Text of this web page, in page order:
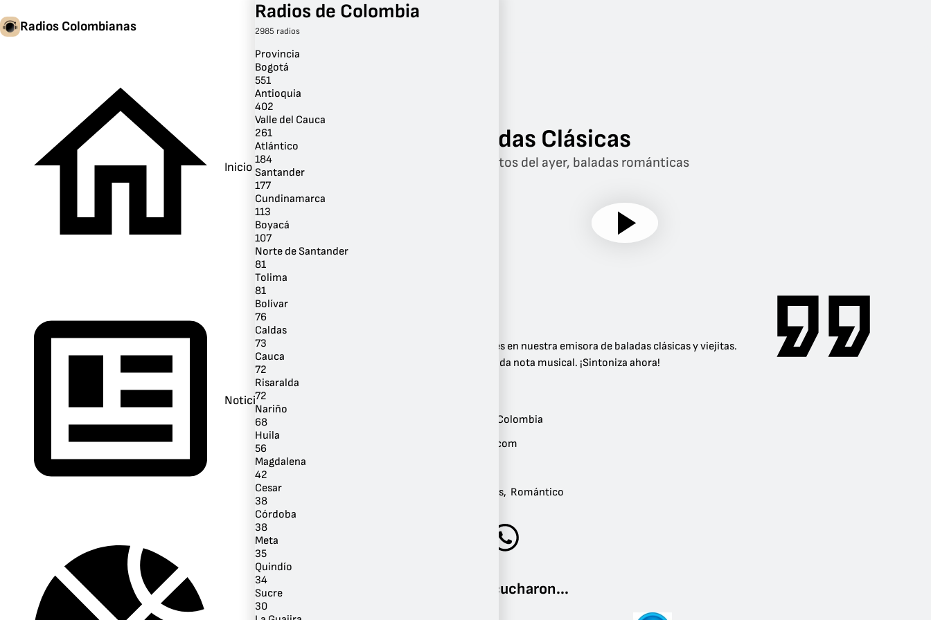
Radios Colombianas
Inicio
Noticias
Baladas Clásicas
Solo éxitos del ayer, baladas románticas
Revive los éxitos atemporales en nuestra emisora de baladas clásicas y viejitas.
Disfruta de la nostalgia en cada nota musical. ¡Sintoniza ahora!
Colombia
baladasclasicas.com
Clásicos, Romántico
Otros también escucharon...
Radios de Colombia
2985 radios
Provincia
Bogotá
551
Antioquia
402
Valle del Cauca
261
Atlántico
184
Santander
177
Cundinamarca
113
Boyacá
107
Norte de Santander
81
Tolima
81
Bolívar
76
Caldas
73
Cauca
72
Risaralda
72
Nariño
68
Huila
56
Magdalena
42
Cesar
38
Córdoba
38
Meta
35
Quindío
34
Sucre
30